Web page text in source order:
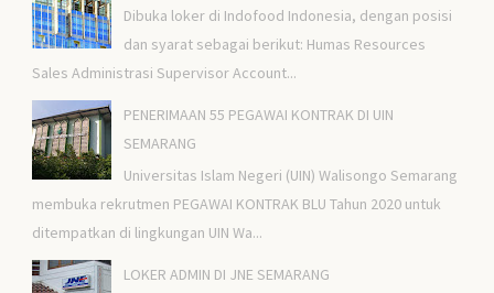
Dibuka loker di Indofood Indonesia, dengan posisi
dan syarat sebagai berikut: Humas Resources
Sales Administrasi Supervisor Account...
PENERIMAAN 55 PEGAWAI KONTRAK DI UIN
SEMARANG
Universitas Islam Negeri (UIN) Walisongo Semarang
membuka rekrutmen PEGAWAI KONTRAK BLU Tahun 2020 untuk
ditempatkan di lingkungan UIN Wa...
LOKER ADMIN DI JNE SEMARANG